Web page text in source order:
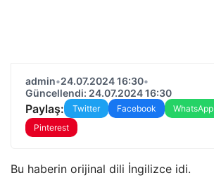
admin•24.07.2024 16:30•
Güncellendi: 24.07.2024 16:30
Paylaş: Twitter Facebook WhatsApp
Pinterest
Bu haberin orijinal dili İngilizce idi.